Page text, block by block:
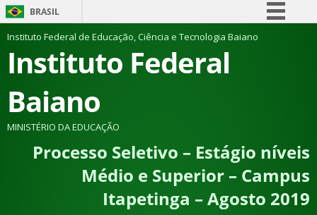
BRASIL
Simplifique!
Comunica BR
Canais
Instituto Federal de Educação, Ciência e Tecnologia Baiano
Instituto Federal
Baiano
MINISTÉRIO DA EDUCAÇÃO
Processo Seletivo – Estágio níveis
Médio e Superior – Campus
Itapetinga – Agosto 2019